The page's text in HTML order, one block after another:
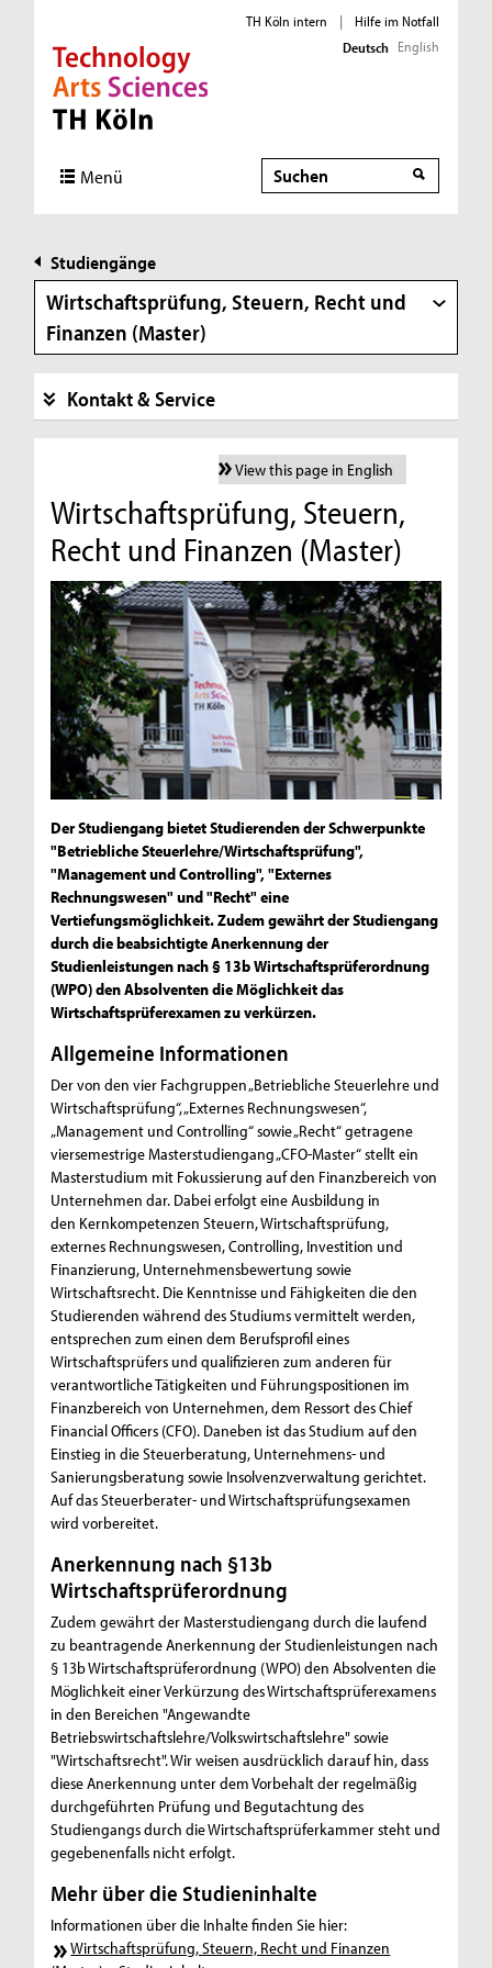
Direkt zur Hauptnavigation
Direkt zur Subnavigation
Direkt zum Inhalt
Direkt zum Fußbereich
TH Köln intern |
Hilfe im Notfall
Deutsch English
Menü Suche
Studiengänge
Wirtschaftsprüfung, Steuern, Recht und
Finanzen (Master)
Kontakt & Service
View this page in English
Wirtschaftsprüfung, Steuern,
Recht und Finanzen (Master)
Der Studiengang bietet Studierenden der Schwerpunkte
"Betriebliche Steuerlehre/Wirtschaftsprüfung",
"Management und Controlling", "Externes
Rechnungswesen" und "Recht" eine
Vertiefungsmöglichkeit. Zudem gewährt der Studiengang
durch die beabsichtigte Anerkennung der
Studienleistungen nach § 13b Wirtschaftsprüferordnung
(WPO) den Absolventen die Möglichkeit das
Wirtschaftsprüferexamen zu verkürzen.
Allgemeine Informationen
Der von den vier Fachgruppen „Betriebliche Steuerlehre und
Wirtschaftsprüfung“, „Externes Rechnungswesen“,
„Management und Controlling“ sowie „Recht“ getragene
viersemestrige Masterstudiengang „CFO-Master“ stellt ein
Masterstudium mit Fokussierung auf den Finanzbereich von
Unternehmen dar. Dabei erfolgt eine Ausbildung in
den Kernkompetenzen Steuern, Wirtschaftsprüfung,
externes Rechnungswesen, Controlling, Investition und
Finanzierung, Unternehmensbewertung sowie
Wirtschaftsrecht. Die Kenntnisse und Fähigkeiten die den
Studierenden während des Studiums vermittelt werden,
entsprechen zum einen dem Berufsprofil eines
Wirtschaftsprüfers und qualifizieren zum anderen für
verantwortliche Tätigkeiten und Führungspositionen im
Finanzbereich von Unternehmen, dem Ressort des Chief
Financial Officers (CFO). Daneben ist das Studium auf den
Einstieg in die Steuerberatung, Unternehmens- und
Sanierungsberatung sowie Insolvenzverwaltung gerichtet.
Auf das Steuerberater- und Wirtschaftsprüfungsexamen
wird vorbereitet.
Anerkennung nach §13b
Wirtschaftsprüferordnung
Zudem gewährt der Masterstudiengang durch die laufend
zu beantragende Anerkennung der Studienleistungen nach
§ 13b Wirtschaftsprüferordnung (WPO) den Absolventen die
Möglichkeit einer Verkürzung des Wirtschaftsprüferexamens
in den Bereichen "Angewandte
Betriebswirtschaftslehre/Volkswirtschaftslehre" sowie
"Wirtschaftsrecht". Wir weisen ausdrücklich darauf hin, dass
diese Anerkennung unter dem Vorbehalt der regelmäßig
durchgeführten Prüfung und Begutachtung des
Studiengangs durch die Wirtschaftsprüferkammer steht und
gegebenenfalls nicht erfolgt.
Mehr über die Studieninhalte
Informationen über die Inhalte finden Sie hier:
Wirtschaftsprüfung, Steuern, Recht und Finanzen